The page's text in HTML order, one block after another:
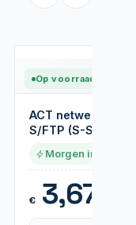
Op voorraad
ACT
S/FTP (S-STP) | 1
Morgen in huis
€3,67